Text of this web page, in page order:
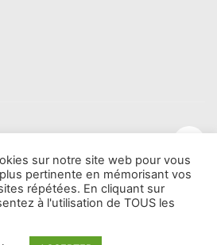
Ville des Alpes de
sur notre site web pour vous
pertinente en mémorisant vos
répétées. En cliquant sur
à l'utilisation de TOUS les